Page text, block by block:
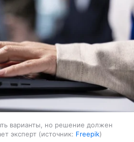
варианты, но решение должен
эксперт
источник: Freepik